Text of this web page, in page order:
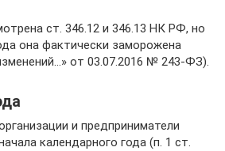
ст. 346.12 и 346.13 НК РФ, но
она фактически заморожена
от 03.07.2016 № 243-ФЗ).
и предприниматели
календарного года (п. 1 ст.